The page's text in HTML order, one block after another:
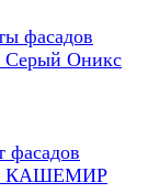
фасадов
Серый Оникс
фасадов
КАШЕМИР